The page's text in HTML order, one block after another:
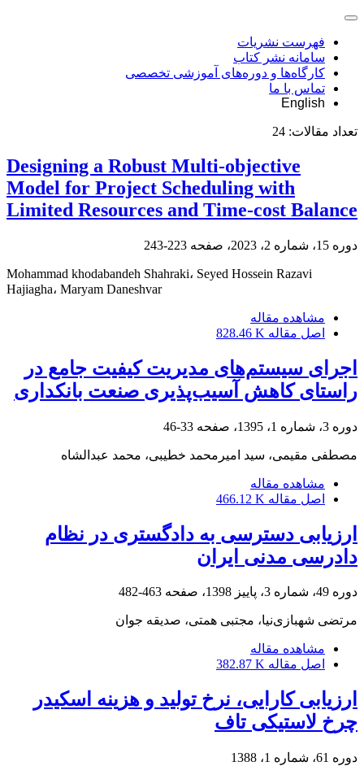
فهرست نشریات
سامانه نشر کتاب
کارگاه‌ها و دوره‌های آموزشی تخصصی
تماس با ما
English
تعداد مقالات: 24
Designing a Robust Multi-objective
Model for Project Scheduling with
Limited Resources and Time-cost Balance
دوره 15، شماره 2، 2023، صفحه 223-243
Mohammad khodabandeh Shahraki، Seyed Hossein Razavi
Hajiagha، Maryam Daneshvar
مشاهده مقاله
اصل مقاله 828.46 K
اجرای سیستم‌های مدیریت کیفیت جامع در
راستای کاهش آسیب‌پذیری صنعت بانکداری
دوره 3، شماره 1، 1395، صفحه 33-46
مصطفی مقیمی، سید امیرمحمد خطیبی، محمد عبدالشاه
مشاهده مقاله
اصل مقاله 466.12 K
ارزیابی دسترسی به دادگستری در نظام
دادرسی مدنی ایران
دوره 49، شماره 3، پاییز 1398، صفحه 463-482
مرتضی شهبازی‌نیا، مجتبی همتی، صدیقه جوان
مشاهده مقاله
اصل مقاله 382.87 K
ارزیابی کارایی، نرخ تولید و هزینه اسکیدر
چرخ لاستیکی تاف
دوره 61، شماره 1، 1388